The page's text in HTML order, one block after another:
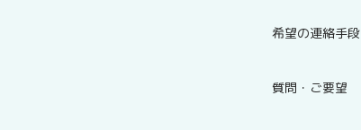
希望の連絡手段
質問・ご要望